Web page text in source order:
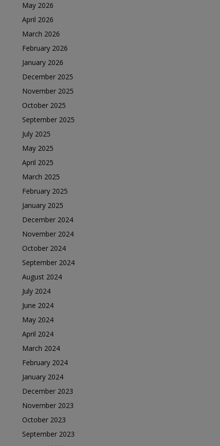
May 2026
April 2026
March 2026
February 2026
January 2026
December 2025
November 2025
October 2025
September 2025
July 2025
May 2025
April 2025
March 2025
February 2025
January 2025
December 2024
November 2024
October 2024
September 2024
August 2024
July 2024
June 2024
May 2024
April 2024
March 2024
February 2024
January 2024
December 2023
November 2023
October 2023
September 2023